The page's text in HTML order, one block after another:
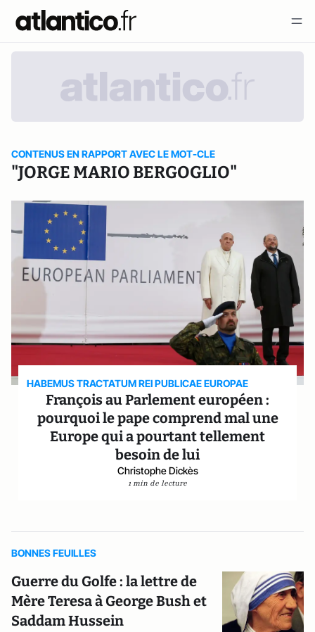
CONTENUS EN RAPPORT AVEC LE MOT-CLE
"JORGE MARIO BERGOGLIO"
HABEMUS TRACTATUM REI PUBLICAE EUROPAE
François au Parlement européen :
pourquoi le pape comprend mal une
Europe qui a pourtant tellement
besoin de lui
Christophe Dickès
1 min de lecture
BONNES FEUILLES
Guerre du Golfe : la lettre de
Mère Teresa à George Bush et
Saddam Hussein